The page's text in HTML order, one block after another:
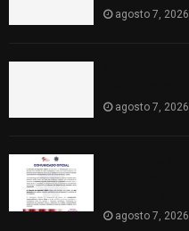
agosto 7, 2026
agosto 7, 2026
agosto 7, 2026